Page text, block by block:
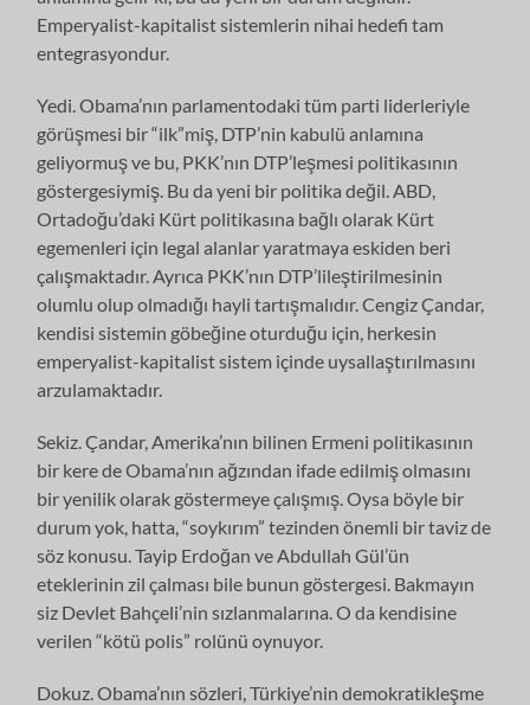
Emperyalist-kapitalist sistemlerin nihai hedefi tam
entegrasyondur.
Yedi. Obama’nın parlamentodaki tüm parti liderleriyle
görüşmesi bir “ilk”miş, DTP’nin kabulü anlamına
geliyormuş ve bu, PKK’nın DTP’leşmesi politikasının
göstergesiymiş. Bu da yeni bir politika değil. ABD,
Ortadoğu’daki Kürt politikasına bağlı olarak Kürt
egemenleri için legal alanlar yaratmaya eskiden beri
çalışmaktadır. Ayrıca PKK’nın DTP’lileştirilmesinin
olumlu olup olmadığı hayli tartışmalıdır. Cengiz Çandar,
kendisi sistemin göbeğine oturduğu için, herkesin
emperyalist-kapitalist sistem içinde uysallaştırılmasını
arzulamaktadır.
Sekiz. Çandar, Amerika’nın bilinen Ermeni politikasının
bir kere de Obama’nın ağzından ifade edilmiş olmasını
bir yenilik olarak göstermeye çalışmış. Oysa böyle bir
durum yok, hatta, “soykırım” tezinden önemli bir taviz de
söz konusu. Tayip Erdoğan ve Abdullah Gül’ün
eteklerinin zil çalması bile bunun göstergesi. Bakmayın
siz Devlet Bahçeli’nin sızlanmalarına. O da kendisine
verilen “kötü polis” rolünü oynuyor.
Dokuz. Obama’nın sözleri, Türkiye’nin demokratikleşme